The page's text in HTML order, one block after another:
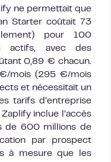
ne permettait que
Starter coûtait 73
pour 100
actifs, avec des
0,89 € chacun.
mois (295 €/mois
et nécessitait un
tarifs d’entreprise
inclue l’accès
de 600 millions de
par prospect
à mesure que les